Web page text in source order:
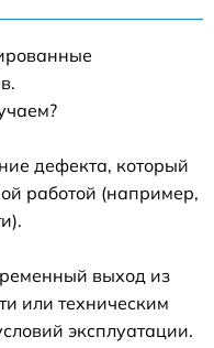
дефекта, который
работой (например,
выход из
или техническим
эксплуатации.